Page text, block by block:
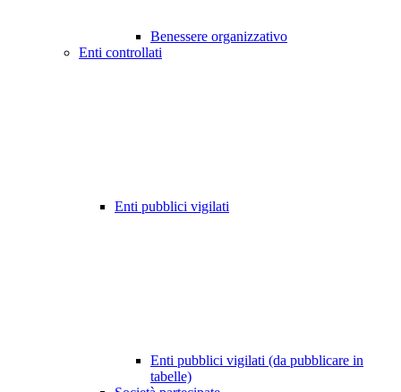
Benessere organizzativo
Enti controllati
Enti pubblici vigilati
Enti pubblici vigilati (da pubblicare in
tabelle)